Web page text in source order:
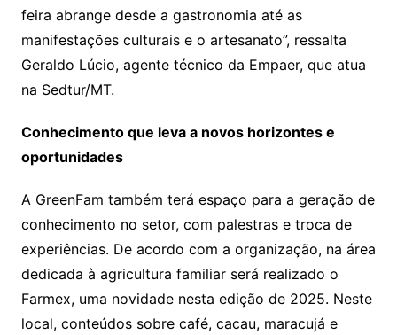
feira abrange desde a gastronomia até as
manifestações culturais e o artesanato”, ressalta
Geraldo Lúcio, agente técnico da Empaer, que atua
na Sedtur/MT.
Conhecimento que leva a novos horizontes e
oportunidades
A GreenFam também terá espaço para a geração de
conhecimento no setor, com palestras e troca de
experiências. De acordo com a organização, na área
dedicada à agricultura familiar será realizado o
Farmex, uma novidade nesta edição de 2025. Neste
local, conteúdos sobre café, cacau, maracujá e